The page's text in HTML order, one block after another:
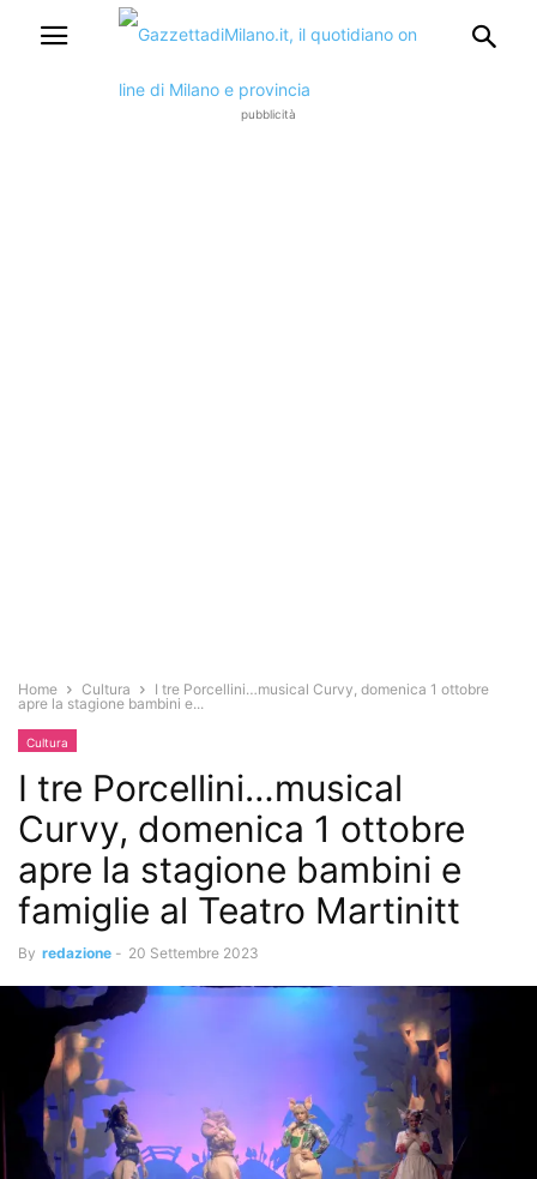
pubblicità
Home Cultura
I tre Porcellini…musical Curvy, domenica 1 ottobre
apre la stagione bambini e...
Cultura
I tre Porcellini…musical
Curvy, domenica 1 ottobre
apre la stagione bambini e
famiglie al Teatro Martinitt
By redazione - 20 Settembre 2023